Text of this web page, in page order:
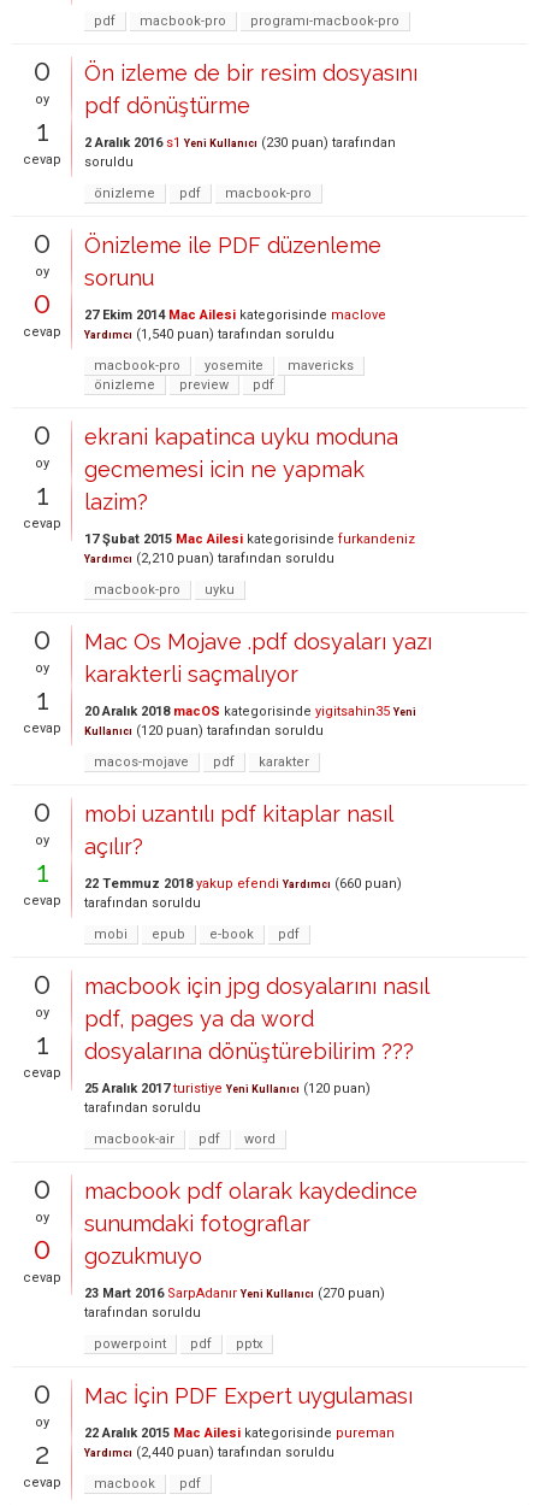
pdf macbook-pro programı-macbook-pro
0
oy
1
cevap
Ön izleme de bir resim dosyasını
pdf dönüştürme
2 Aralık 2016 s1 Yeni Kullanıcı (230 puan) tarafından
soruldu
önizleme
pdf macbook-pro
0
oy
0
cevap
Önizleme ile PDF düzenleme
sorunu
27 Ekim 2014 Mac Ailesi kategorisinde maclove
Yardımcı (1,540 puan) tarafından soruldu
macbook-pro
yosemite
mavericks
önizleme
preview pdf
0
oy
1
cevap
ekrani kapatinca uyku moduna
gecmemesi icin ne yapmak
lazim?
17 Şubat 2015 Mac Ailesi kategorisinde furkandeniz
Yardımcı (2,210 puan) tarafından soruldu
macbook-pro
uyku
0
oy
1
cevap
Mac Os Mojave .pdf dosyaları yazı
karakterli saçmalıyor
20 Aralık 2018 macOS kategorisinde yigitsahin35 Yeni
Kullanıcı (120 puan) tarafından soruldu
macos-mojave
pdf karakter
0
oy
1
cevap
mobi uzantılı pdf kitaplar nasıl
açılır?
22 Temmuz 2018 yakup efendi Yardımcı (660 puan)
tarafından soruldu
mobi
epub e-book pdf
0
oy
1
cevap
macbook için jpg dosyalarını nasıl
pdf, pages ya da word
dosyalarına dönüştürebilirim ???
25 Aralık 2017 turistiye Yeni Kullanıcı (120 puan)
tarafından soruldu
macbook-air
pdf word
0
oy
0
cevap
macbook pdf olarak kaydedince
sunumdaki fotograflar
gozukmuyo
23 Mart 2016 SarpAdanır Yeni Kullanıcı (270 puan)
tarafından soruldu
powerpoint
pdf pptx
0
oy
2
cevap
Mac İçin PDF Expert uygulaması
22 Aralık 2015 Mac Ailesi kategorisinde pureman
Yardımcı (2,440 puan) tarafından soruldu
macbook
pdf